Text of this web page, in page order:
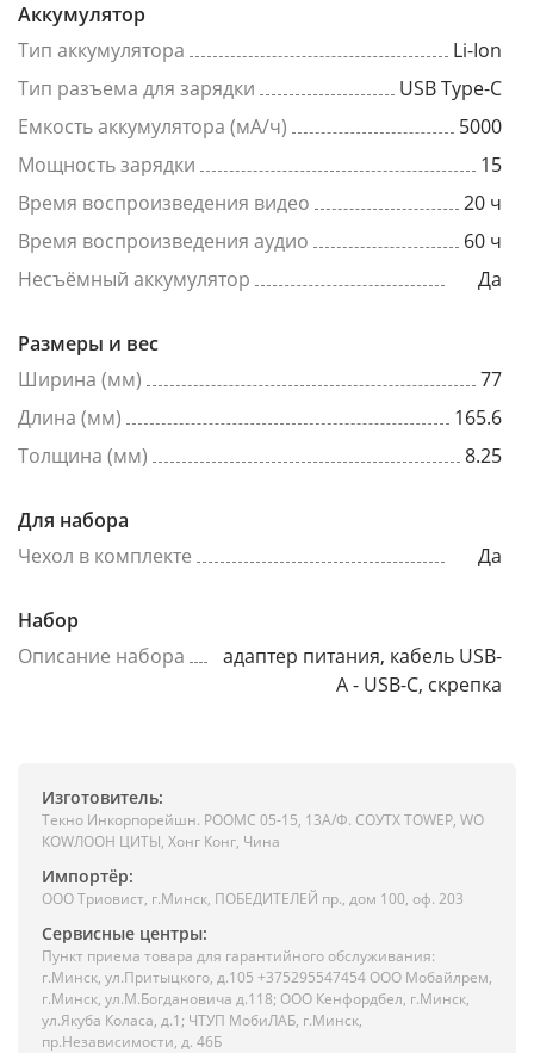
Аккумулятор
Тип аккумулятора
Li-Ion
Тип разъема для зарядки
USB Type-C
Емкость аккумулятора (мА/ч)
5000
Мощность зарядки
15
Время воспроизведения видео
20 ч
Время воспроизведения аудио
60 ч
Несъёмный аккумулятор
Да
Размеры и вес
Ширина (мм)
77
Длина (мм)
165.6
Толщина (мм)
8.25
Для набора
Чехол в комплекте
Да
Набор
Описание набора
адаптер питания, кабель USB-
A - USB-C, скрепка
Изготовитель:
Текно Инкорпорейшн. РООМС 05-15, 13А/Ф. СОУТХ ТОWЕР, WО
КОWЛООН ЦИТЫ, Хонг Конг, Чина
Импортёр:
ООО Триовист, г.Минск, ПОБЕДИТЕЛЕЙ пр., дом 100, оф. 203
Сервисные центры:
Пункт приема товара для гарантийного обслуживания:
г.Минск, ул.Притыцкого, д.105 +375295547454 ООО Мобайлрем,
г.Минск, ул.М.Богдановича д.118; ООО Кенфордбел, г.Минск,
ул.Якуба Коласа, д.1; ЧТУП МобиЛАБ, г.Минск,
пр.Независимости, д. 46Б